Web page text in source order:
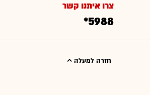
צרו איתנו קשר
*5988
חזרה למעלה